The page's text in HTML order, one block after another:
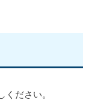
ださい。